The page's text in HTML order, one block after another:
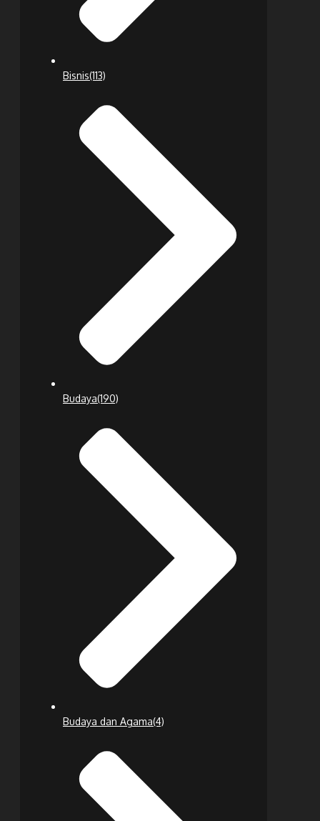
Bisnis(113)
Budaya(190)
Budaya dan Agama(4)